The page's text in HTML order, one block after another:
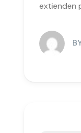
extienden